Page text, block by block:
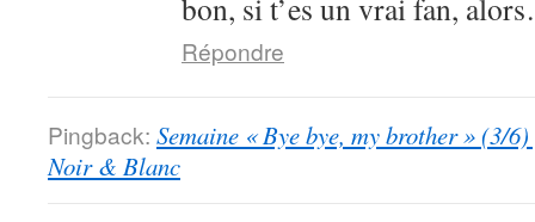
bon, si t’es un vrai fan,
Répondre
Pingback: Semaine « Bye bye, my brother » (3/
Noir & Blanc